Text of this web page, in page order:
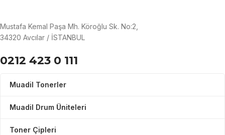
Mustafa Kemal Paşa Mh. Köroğlu Sk. No:2,
34320 Avcılar / İSTANBUL
0212 423 0 111
Muadil Tonerler
Muadil Drum Üniteleri
Toner Çipleri